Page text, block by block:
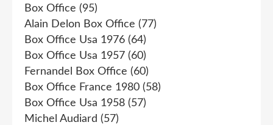
Box Office (95)
Alain Delon Box Office (77)
Box Office Usa 1976 (64)
Box Office Usa 1957 (60)
Fernandel Box Office (60)
Box Office France 1980 (58)
Box Office Usa 1958 (57)
Michel Audiard (57)